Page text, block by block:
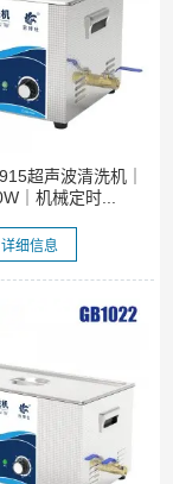
超声波清洗机｜
｜机械定时...
详细信息